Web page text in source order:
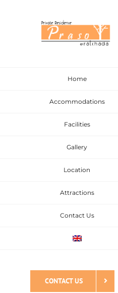
Home
Accommodations
Facilities
Gallery
Location
Attractions
Contact Us
CONTACT US